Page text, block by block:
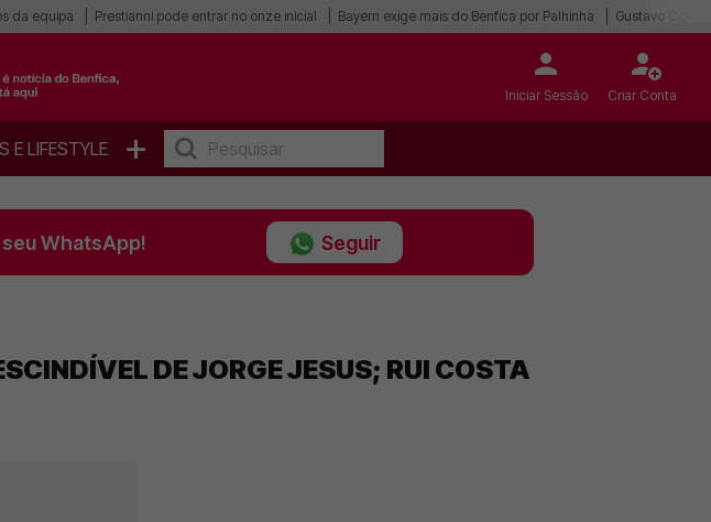
da equipa Prestianni pode entrar no onze inicial Bayern exige mais do Benfica por Palhinha Gustavo
Iniciar Sessão Criar Conta
E LIFESTYLE +
WhatsApp! Seguir
DE JORGE JESUS; RUI COSTA